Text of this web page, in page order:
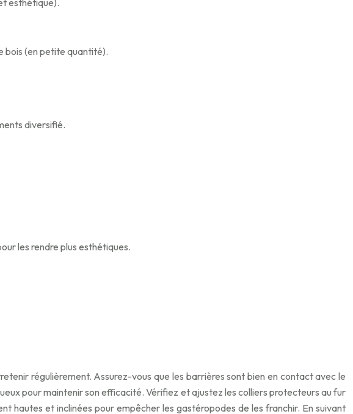
esthétique).
bois (en petite quantité).
diversifié.
les rendre plus esthétiques.
régulièrement. Assurez-vous que les barrières sont bien en contact avec le
pour maintenir son efficacité. Vérifiez et ajustez les colliers protecteurs au fur
hautes et inclinées pour empêcher les gastéropodes de les franchir. En suivant